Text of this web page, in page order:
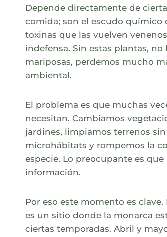
Depende directamente de
comida; son el escudo químico
toxinas que las vuelven
indefensa. Sin estas plantas,
mariposas, perdemos mucho
ambiental.
El problema es que muchas
necesitan. Cambiamos
jardines, limpiamos terrenos
microhábitats y rompemos la
especie. Lo preocupante es
información.
Por eso este momento es
es un sitio donde la monarca
ciertas temporadas. Abril y